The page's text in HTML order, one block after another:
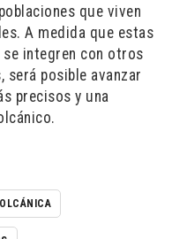
que viven
A medida que estas
integren con otros
posible avanzar
precisos y una